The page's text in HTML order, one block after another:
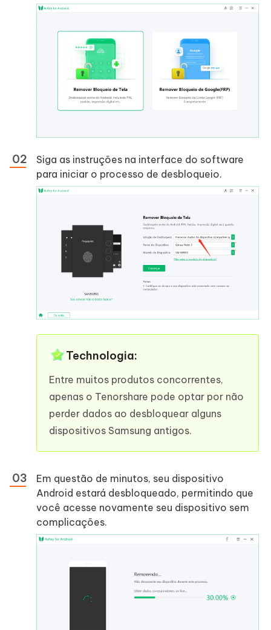
Siga as instruções na interface do software
para iniciar o processo de desbloqueio.
Technologia:
Entre muitos produtos concorrentes,
apenas o Tenorshare pode optar por não
perder dados ao desbloquear alguns
dispositivos Samsung antigos.
Em questão de minutos, seu dispositivo
Android estará desbloqueado, permitindo que
você acesse novamente seu dispositivo sem
complicações.